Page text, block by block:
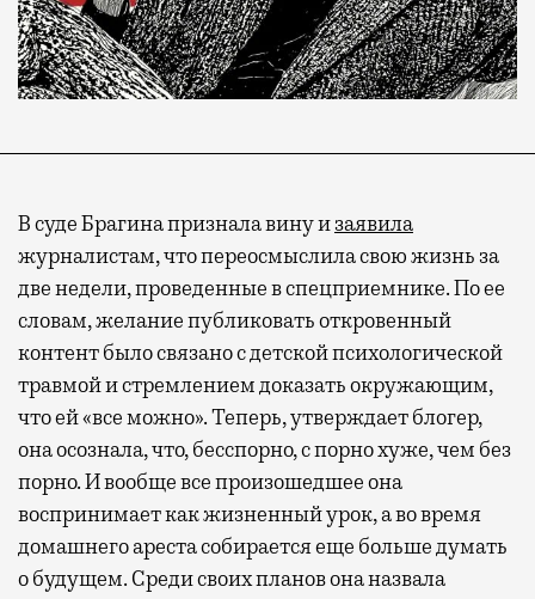
Современный путешественник часто берет
с собой не только чемодан, но и ноутбук.
А ожидание рейса все чаще превращается
не в потерянное время, а в возможность
спокойно закончить дела или спланировать
активности в путешествии, например
забронировать нужные билеты и рестораны.
Бизнес-зал становится местом, где можно
провести переговоры, поработать или просто
В суде Брагина признала вину изаявила
журналистам, что переосмыслила свою жизнь за
две недели, проведенные в спецприемнике. По ее
словам, желание публиковать откровенный
контент было связано с детской психологической
травмой и стремлением доказать окружающим,
что ей «все можно». Теперь, утверждает блогер,
она осознала, что, бесспорно, с порно хуже, чем без
порно. И вообще все произошедшее она
воспринимает как жизненный урок, а во время
домашнего ареста собирается еще больше думать
о будущем. Среди своих планов она назвала